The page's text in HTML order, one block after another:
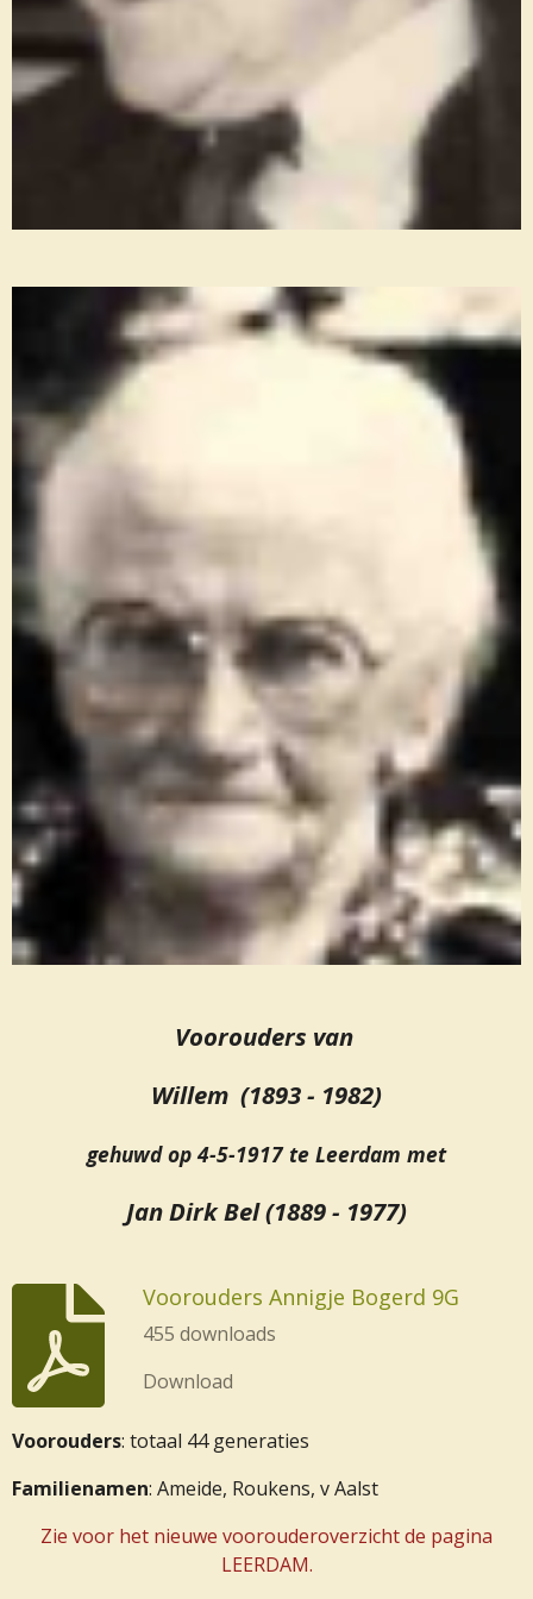
Voorouders van
Willem (1893 - 1982)
gehuwd op 4-5-1917 te Leerdam met
Jan Dirk Bel (1889 - 1977)
Voorouders Annigje Bogerd 9G
455 downloads
Download
Voorouders: totaal 44 generaties
Familienamen: Ameide, Roukens, v Aalst
Zie voor het nieuwe voorouderoverzicht de pagina
LEERDAM.